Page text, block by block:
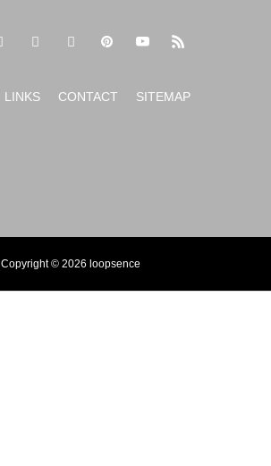
LINKS CONTACT SITEMAP
Copyright © 2026 loopsence